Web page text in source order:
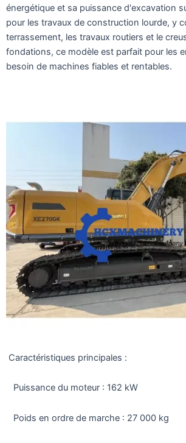
énergétique et sa puissance d'excavation
pour les travaux de construction lourde, y
terrassement, les travaux routiers et le
fondations, ce modèle est parfait pour les
besoin de machines fiables et rentables.
Caractéristiques principales :
Puissance du moteur : 162 kW
Poids en ordre de marche : 27 000 kg